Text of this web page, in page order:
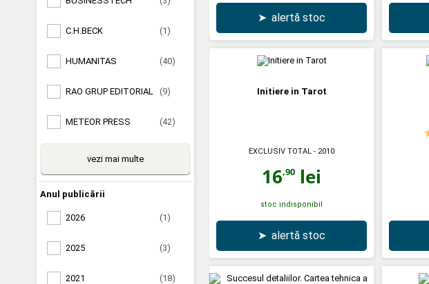
C.H.BECK (1)
HUMANITAS (40)
RAO GRUP EDITORIAL (9)
METEOR PRESS (42)
vezi mai multe
Anul publicării
2026 (1)
2025 (3)
2021 (18)
➤ alertă stoc
Initiere in Tarot
EXCLUSIV TOTAL - 2010
16,90 lei
stoc indisponibil
➤ alertă stoc